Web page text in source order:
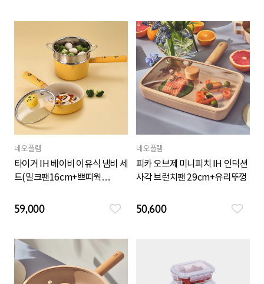
네오플램
타이거 IH 베이비 이유식 냄비 세
트(밀크팬16cm+쁘띠웍
59,000
네오플램
피카 오브제 미니피치 IH 인덕션
사각 브런치팬 29cm+유리뚜껑
50,600